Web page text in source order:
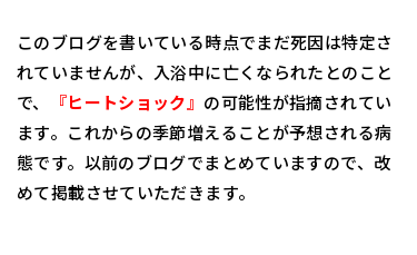
このブログを書いている時点でまだ死因は特定さ
れていませんが、入浴中に亡くなられたとのこと
で、
『ヒートショック』 の可能性が指摘されてい
ます。これからの季節増えることが予想される病
態です。以前のブログでまとめていますので、改
めて掲載させていただきます。